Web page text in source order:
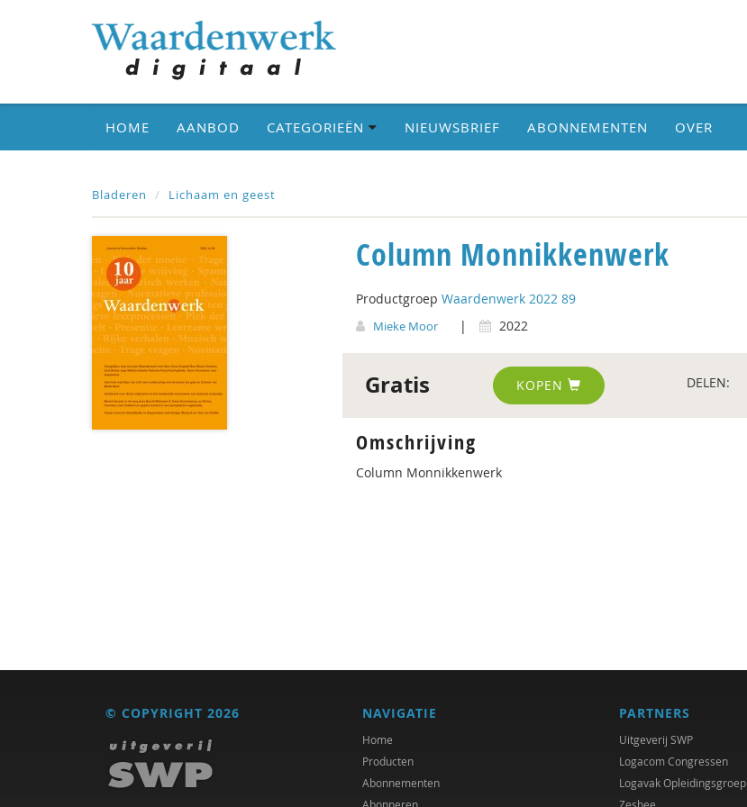
HOME AANBOD CATEGORIEËN NIEUWSBRIEF ABONNEMENTEN OVER
Bladeren Lichaam en geest
Column Monnikkenwerk
Productgroep Waardenwerk 2022 89
Mieke Moor | 2022
Gratis KOPEN DELEN:
Omschrijving
Column Monnikkenwerk
© COPYRIGHT 2026 NAVIGATIE
Home
Producten
Abonnementen
PARTNERS
Uitgeverij SWP
Logacom Congressen
Logavak Opleidingsgroep